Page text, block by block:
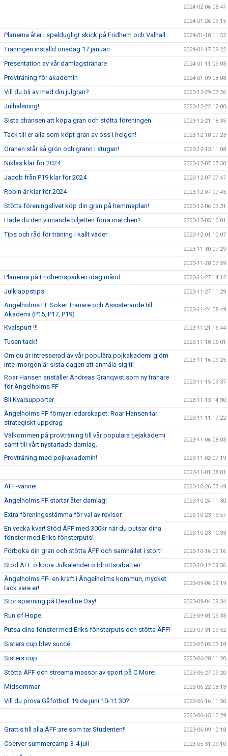
2024-02-06 08:47
2024-01-26 09:15
Planerna åter i speldugligt skick på Fridhem och Valhall. 2024-01-18 11:52
Träningen inställd onsdag 17 januari 2024-01-17 09:22
Presentation av vår damlagstränare 2024-01-11 09:03
Provträning för akademin 2024-01-09 08:08
Vill du bli av med din julgran? 2023-12-29 07:26
Julhälsning! 2023-12-22 12:00
Sista chansen att köpa gran och stötta föreningen 2023-12-21 18:35
Tack till er alla som köpt gran av oss i helgen! 2023-12-18 07:23
Granen står så grön och grann i stugan! 2023-12-13 11:08
Niklas klar för 2024 2023-12-07 07:50
Jacob från P19 klar för 2024 2023-12-07 07:47
Robin är klar för 2024 2023-12-07 07:45
Stötta föreningslivet köp din gran på hemmaplan! 2023-12-06 07:31
Hade du den vinnande biljetten förra matchen? 2023-12-05 10:01
Tips och råd för träning i kallt väder 2023-12-01 10:07
2023-11-30 07:29
2023-11-28 07:59
Planerna på Fridhemsparken idag månd 2023-11-27 14:12
Julklappstips! 2023-11-27 11:29
Ängelholms FF Söker Tränare och Assisterande till
Akademi (P15, P17, P19)
2023-11-24 08:49
Kvalspurt !!! 2023-11-21 16:44
Tusen tack! 2023-11-18 06:01
Om du är intresserad av vår populära pojkakademi glöm
inte imorgon är sista dagen att anmäla sig til
2023-11-16 09:25
Roar Hansen anställer Andreas Granqvist som ny tränare
för Ängelholms FF
2023-11-15 09:37
Bli Kvalsupporter 2023-11-13 14:30
Ängelholms FF förnyar ledarskapet: Roar Hansen tar
strategiskt uppdrag
2023-11-11 17:22
Välkommen på provträning till vår populära tjejakademi
samt till vårt nystartade damlag.
2023-11-06 08:03
Provträning med pojkakademin! 2023-11-02 07:19
2023-11-01 08:01
ÄFF-vänner 2023-10-26 07:49
Ängelholms FF startar åter damlag! 2023-10-24 11:30
Extra föreningsstämma för val av revisor 2023-10-23 13:57
En vecka kvar! Stöd ÄFF med 300kr när du putsar dina
fönster med Eriks fönsterputs!
2023-10-23 10:33
Förboka din gran och stötta ÄFF och samhället i stort! 2023-10-16 09:16
Stöd ÄFF o köpa Julkalender o Idrottsrabatten 2023-10-12 09:56
Ängelholms FF- en kraft i Ängelholms kommun, mycket
tack vare er!
2023-09-06 09:19
Stor spänning på Deadline Day! 2023-09-04 09:34
Run of Hope 2023-09-01 09:33
Putsa dina fönster med Eriks fönsterputs och stötta ÄFF! 2023-07-31 09:52
Sisters cup blev succé 2023-07-05 07:18
Sisters cup 2023-06-28 11:20
Stötta ÄFF och streama massor av sport på C More! 2023-06-27 09:20
Midsommar 2023-06-22 08:13
Vill du prova Gåfotboll 19:de juni 10-11:30?! 2023-06-16 11:50
2023-06-15 10:29
Grattis till alla ÄFF:are som tar Studenten!! 2023-06-09 10:18
Coerver summercamp 3-4 juli 2023-05-31 09:10